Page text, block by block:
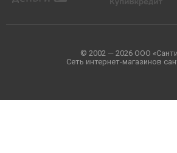
© 2002 — 2026 ООО
Сеть интернет-магазинов